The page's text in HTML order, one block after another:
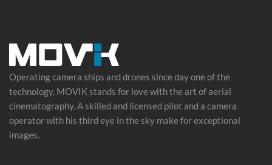
Operating camera ships and drones since day one of the
technology, MOVIK stands for love with the art ofaerial
cinematography. A skilled and licensed pilot and a camera
operator with his third eye in the sky make for exceptional
images.